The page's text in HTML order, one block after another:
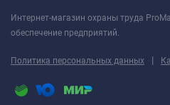
Интернет-магазин охраны труда
обеспечение предприятий.
Политика персональных данных |